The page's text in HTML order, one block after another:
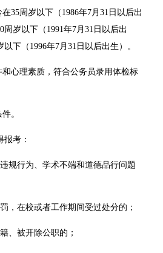
35周岁以下（1986年7月31日以后出
岁以下（1991年7月31日以后出
下（1996年7月31日以后出生）。
心理素质，符合公务员录用体检标
。
考：
规行为、学术不端和道德品行问题
，在校或者工作期间受过处分的；
、被开除公职的；